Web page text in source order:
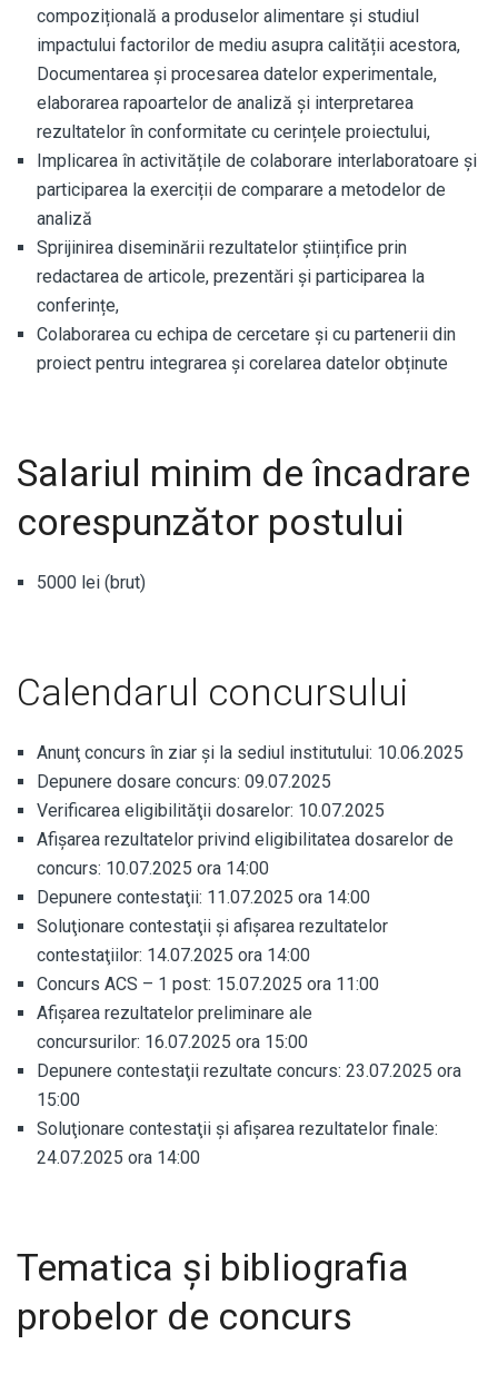
compozițională a produselor alimentare și studiul
impactului factorilor de mediu asupra calității acestora,
Documentarea și procesarea datelor experimentale,
elaborarea rapoartelor de analiză și interpretarea
rezultatelor în conformitate cu cerințele proiectului,
Implicarea în activitățile de colaborare interlaboratoare și
participarea la exerciții de comparare a metodelor de
analiză
Sprijinirea diseminării rezultatelor științifice prin
redactarea de articole, prezentări și participarea la
conferințe,
Colaborarea cu echipa de cercetare și cu partenerii din
proiect pentru integrarea și corelarea datelor obținute
Salariul minim de încadrare
corespunzător postului
5000 lei (brut)
Calendarul concursului
Anunţ concurs în ziar şi la sediul institutului: 10.06.2025
Depunere dosare concurs: 09.07.2025
Verificarea eligibilităţii dosarelor: 10.07.2025
Afişarea rezultatelor privind eligibilitatea dosarelor de
concurs: 10.07.2025 ora 14:00
Depunere contestaţii: 11.07.2025 ora 14:00
Soluţionare contestaţii şi afişarea rezultatelor
contestaţiilor: 14.07.2025 ora 14:00
Concurs ACS – 1 post: 15.07.2025 ora 11:00
Afişarea rezultatelor preliminare ale
concursurilor: 16.07.2025 ora 15:00
Depunere contestaţii rezultate concurs: 23.07.2025 ora
15:00
Soluţionare contestaţii şi afişarea rezultatelor finale:
24.07.2025 ora 14:00
Tematica și bibliografia
probelor de concurs